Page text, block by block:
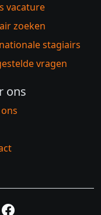
vacature
zoeken
stagiairs
vragen
ons
X
Facebook